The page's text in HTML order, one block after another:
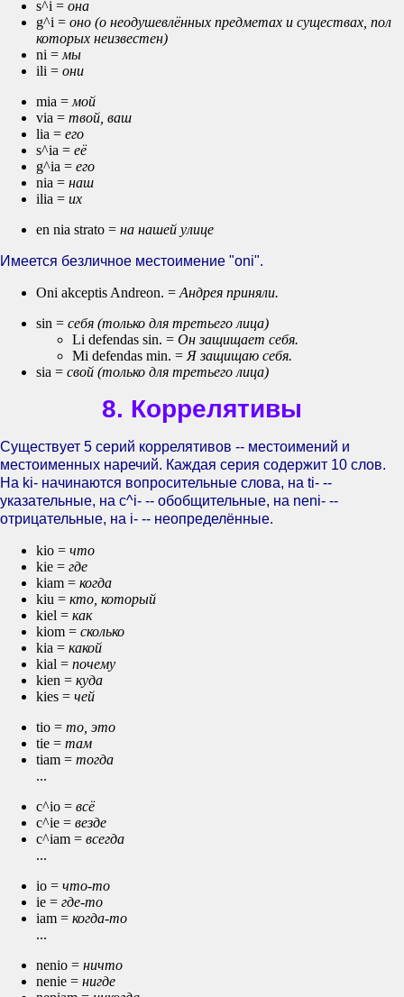
s^i = она
g^i = оно (о неодушевлённых предметах и существах, пол
которых неизвестен)
ni = мы
ili = они
mia = мой
via = твой, ваш
lia = его
s^ia = её
g^ia = его
nia = наш
ilia = их
en nia strato = на нашей улице
Имеется безличное местоимение "oni".
Oni akceptis Andreon. = Андрея приняли.
sin = себя (только для третьего лица)
Li defendas sin. = Он защищает себя.
Mi defendas min. = Я защищаю себя.
sia = свой (только для третьего лица)
8. Коррелятивы
Существует 5 серий коррелятивов -- местоимений и
местоименных наречий. Каждая серия содержит 10 слов.
На ki- начинаются вопросительные слова, на ti- --
указательные, на c^i- -- обобщительные, на neni- --
отрицательные, на i- -- неопределённые.
kio = что
kie = где
kiam = когда
kiu = кто, который
kiel = как
kiom = сколько
kia = какой
kial = почему
kien = куда
kies = чей
tio = то, это
tie = там
tiam = тогда
...
c^io = всё
c^ie = везде
c^iam = всегда
...
io = что-то
ie = где-то
iam = когда-то
...
nenio = ничто
nenie = нигде